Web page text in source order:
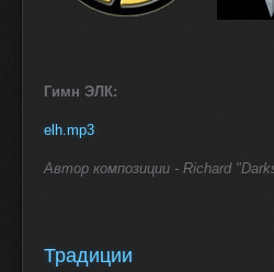
Гимн ЭЛК:
elh.mp3
Автор композиции - Richard
Традиции